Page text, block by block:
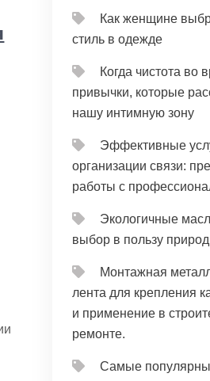
Как женщине
стиль в одежде
Когда чистота во
привычки, которые
нашу интимную зону
Эффективные
организации связи:
работы с
Экологичные
выбор в пользу
Монтажная
лента для крепления
и применение в
ремонте.
Самые